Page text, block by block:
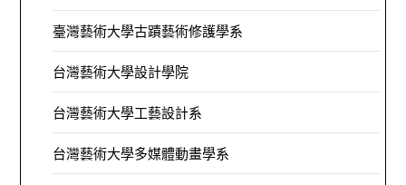
臺灣藝術大學古蹟藝術修護學系
台灣藝術大學設計學院
台灣藝術大學工藝設計系
台灣藝術大學多媒體動畫學系